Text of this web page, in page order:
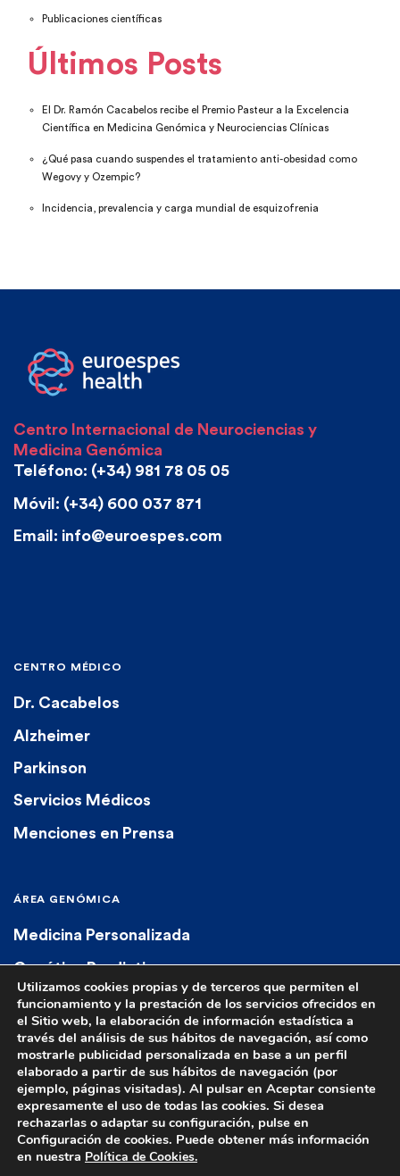
Publicaciones científicas
Últimos Posts
El Dr. Ramón Cacabelos recibe el Premio Pasteur a la Excelencia
Científica en Medicina Genómica y Neurociencias Clínicas
¿Qué pasa cuando suspendes el tratamiento anti-obesidad como
Wegovy y Ozempic?
Incidencia, prevalencia y carga mundial de esquizofrenia
Centro Internacional de Neurociencias y
Medicina Genómica
Teléfono: (+34) 981 78 05 05
Móvil: (+34) 600 037 871
Email: info@euroespes.com
CENTRO MÉDICO
Dr. Cacabelos
Alzheimer
Parkinson
Servicios Médicos
Menciones en Prensa
ÁREA GENÓMICA
Medicina Personalizada
Genética Predictiva
Genética Diagnóstica
Farmacogenética
© 2023 Euroespes. All rights reserved.Aviso Legal|Política de Privacidad
Política de cookies|Términos y Condiciones de Venta
Utilizamos cookies propias y de terceros que permiten el
funcionamiento y la prestación de los servicios ofrecidos en
el Sitio web, la elaboración de información estadística a
través del análisis de sus hábitos de navegación, así como
mostrarle publicidad personalizada en base a un perfil
elaborado a partir de sus hábitos de navegación (por
ejemplo, páginas visitadas). Al pulsar en Aceptar consiente
expresamente el uso de todas las cookies. Si desea
rechazarlas o adaptar su configuración, pulse en
Configuración de cookies. Puede obtener más información
en nuestra Política de Cookies.